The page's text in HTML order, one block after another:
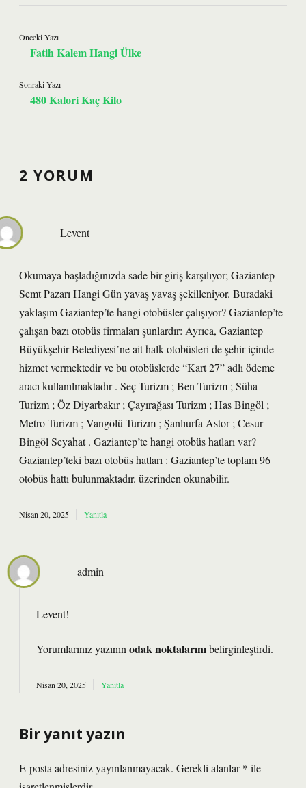
Önceki Yazı
Fatih Kalem Hangi Ülke
Sonraki Yazı
480 Kalori Kaç Kilo
2 YORUM
Levent
Okumaya başladığınızda sade bir giriş karşılıyor; Gaziantep
Semt Pazarı Hangi Gün yavaş yavaş şekilleniyor. Buradaki
yaklaşım Gaziantep’te hangi otobüsler çalışıyor? Gaziantep’te
çalışan bazı otobüs firmaları şunlardır: Ayrıca, Gaziantep
Büyükşehir Belediyesi’ne ait halk otobüsleri de şehir içinde
hizmet vermektedir ve bu otobüslerde “Kart 27” adlı ödeme
aracı kullanılmaktadır . Seç Turizm ; Ben Turizm ; Süha
Turizm ; Öz Diyarbakır ; Çayırağası Turizm ; Has Bingöl ;
Metro Turizm ; Vangölü Turizm ; Şanlıurfa Astor ; Cesur
Bingöl Seyahat . Gaziantep’te hangi otobüs hatları var?
Gaziantep’teki bazı otobüs hatları : Gaziantep’te toplam 96
otobüs hattı bulunmaktadır. üzerinden okunabilir.
Nisan 20, 2025 Yanıtla
admin
Levent!
Yorumlarınız yazının odak noktalarınıbelirginleştirdi.
Nisan 20, 2025 Yanıtla
Bir yanıt yazın
E-posta adresiniz yayınlanmayacak. Gerekli alanlar* ile